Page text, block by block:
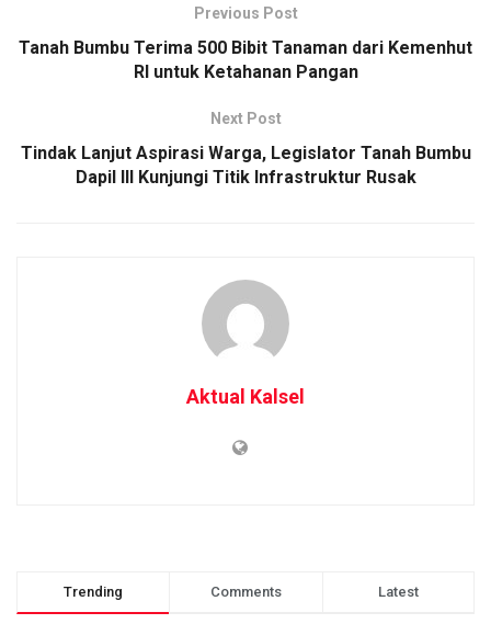
Previous Post
Tanah Bumbu Terima 500 Bibit Tanaman dari Kemenhut
RI untuk Ketahanan Pangan
Next Post
Tindak Lanjut Aspirasi Warga, Legislator Tanah Bumbu
Dapil III Kunjungi Titik Infrastruktur Rusak
Aktual Kalsel
Trending Comments Latest